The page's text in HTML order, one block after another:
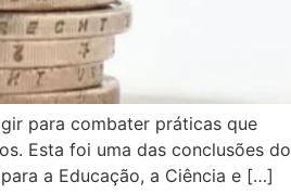
para combater práticas que
Esta foi uma das conclusões do
a Educação, a Ciência e […]